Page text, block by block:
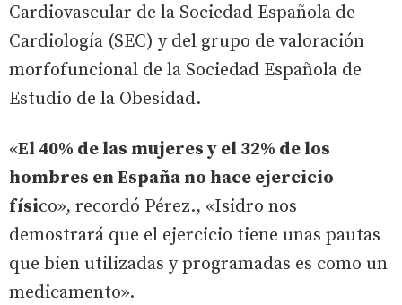
Cardiovascular de la Sociedad Española de
Cardiología (SEC) y del grupo de valoración
morfofuncional de la Sociedad Española de
Estudio de la Obesidad.
«El 40% de las mujeres y el 32% de los
hombres en España no hace ejercicio
físico», recordó Pérez., «Isidro nos
demostrará que el ejercicio tiene unas pautas
que bien utilizadas y programadas es como un
medicamento».